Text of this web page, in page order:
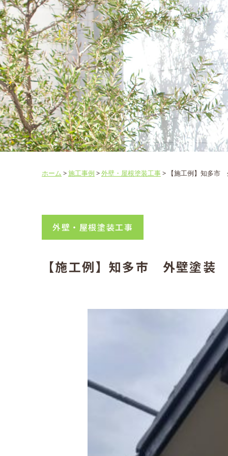
ホーム >施工事例 >外壁・屋根塗装工事> 【施工例】知多市
外壁・屋根塗装工事
【施工例】知多市 外壁塗装